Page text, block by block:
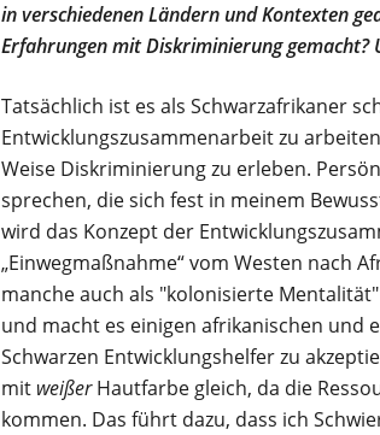
in verschiedenen Ländern und Kontexten
Erfahrungen mit Diskriminierung gemacht?
Tatsächlich ist es als Schwarzafrikaner
Entwicklungszusammenarbeit zu
Weise Diskriminierung zu erleben.
sprechen, die sich fest in meinem
wird das Konzept der
„Einwegmaßnahme“ vom Westen nach
manche auch als "kolonisierte
und macht es einigen afrikanischen und
Schwarzen Entwicklungshelfer zu
mit weißerHautfarbe gleich, da die
kommen. Das führt dazu, dass ich